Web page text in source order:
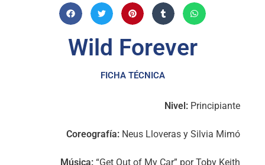
Wild Forever
FICHA TÉCNICA
Nivel:Principiante
Coreografía:Neus Lloveras y Silvia Mimó
Música:“Get Out of My Car” por Toby Keith